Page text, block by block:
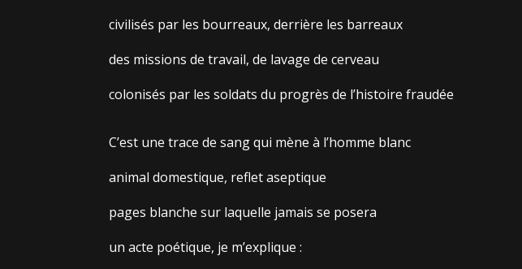
civilisés par les bourreaux, derrière les barreaux
des missions de travail, de lavage de cerveau
colonisés par les soldats du progrès de l’histoire fraudée
C’est une trace de sang qui mène à l’homme blanc
animal domestique, reflet aseptique
pages blanche sur laquelle jamais se posera
un acte poétique, je m’explique :